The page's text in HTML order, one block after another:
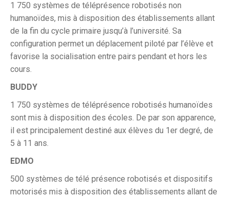
1 750 systèmes de téléprésence robotisés non
humanoïdes, mis à disposition des établissements allant
de la fin du cycle primaire jusqu’à l’université. Sa
configuration permet un déplacement piloté par l’élève et
favorise la socialisation entre pairs pendant et hors les
cours.
BUDDY
1 750 systèmes de téléprésence robotisés humanoïdes
sont mis à disposition des écoles. De par son apparence,
il est principalement destiné aux élèves du 1er degré, de
5 à 11 ans.
EDMO
500 systèmes de télé présence robotisés et dispositifs
motorisés mis à disposition des établissements allant de